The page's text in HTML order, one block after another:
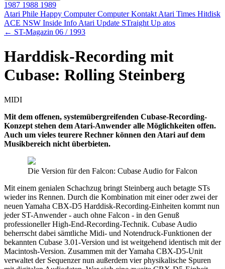
1987 1988 1989
Atari Phile Happy ComputerComputer Kontakt Atari Times Hitdisk
ACE NSW Inside Info Atari Update STraight Up atos
← ST-Magazin 06 / 1993
Harddisk-Recording mit
Cubase: Rolling Steinberg
MIDI
Mit dem offenen, systemübergreifenden Cubase-Recording-
Konzept stehen dem Atari-Anwender alle Möglichkeiten offen.
Auch um vieles teurere Rechner können den Atari auf dem
Musikbereich nicht überbieten.
Die Version für den Falcon: Cubase Audio for Falcon
Mit einem genialen Schachzug bringt Steinberg auch betagte STs
wieder ins Rennen. Durch die Kombination mit einer oder zwei der
neuen Yamaha CBX-D5 Harddisk-Recording-Einheiten kommt nun
jeder ST-Anwender - auch ohne Falcon - in den Genuß
professioneller High-End-Recording-Technik. Cubase Audio
beherrscht dabei sämtliche Midi- und Notendruck-Funktionen der
bekannten Cubase 3.01-Version und ist weitgehend identisch mit der
Macintosh-Version. Zusammen mit der Yamaha CBX-D5-Unit
verwaltet der Sequenzer nun außerdem vier physikalische Spuren